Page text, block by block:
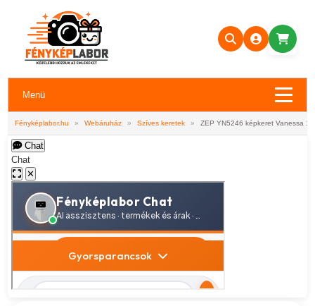
Menü
Fényképlabor.hu » Webáruház » Szíves keretek » ZEP YN5246 képkeret Vanessa
Chat
Chat
✕